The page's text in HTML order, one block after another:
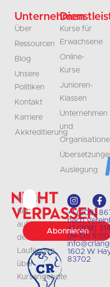
Nicht
verpassen
Bleiben
Sie
auf
dem
Laufenden
über
Kursangebote
Abonnieren
+1 (208)
nach
+1 (208)
(M-Do
1602 W
83702
Unternehmen
Über
Ressourcen
Blog
Unsere
Politiken
Kontakt
Karriere
Akkreditierung
Kurse für
Erwachsene
Online-
Kurse
Junioren-
Klassen
Unternehmen
und
Auslegung